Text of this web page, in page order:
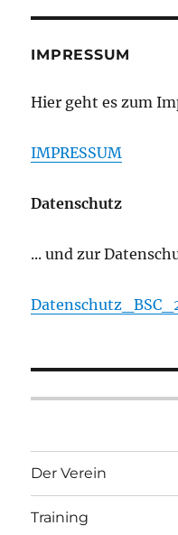
IMPRESSUM
Hier geht es zum
IMPRESSUM
Datenschutz
... und zur
Der Verein
Training